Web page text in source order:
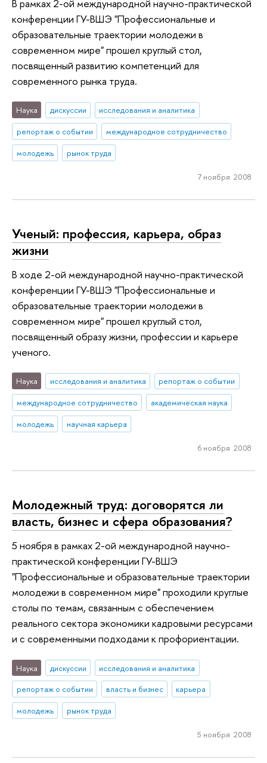
В рамках 2-ой международной научно-практической
конференции ГУ-ВШЭ "Профессиональные и
образовательные траектории молодежи в
современном мире" прошел круглый стол,
посвященный развитию компетенций для
современного рынка труда.
Наука дискуссии
исследования и аналитика
репортаж о событии
международное сотрудничество
молодежь
рынок труда
7 ноября 2008
Ученый: профессия, карьера, образ
жизни
В ходе 2-ой международной научно-практической
конференции ГУ-ВШЭ "Профессиональные и
образовательные траектории молодежи в
современном мире" прошел круглый стол,
посвященный образу жизни, профессии и карьере
ученого.
Наука исследования и аналитика
репортаж о событии
международное сотрудничество
академическая наука
молодежь
научная карьера
6 ноября 2008
Молодежный труд: договорятся ли
власть, бизнес и сфера образования?
5 ноября в рамках 2-ой международной научно-
практической конференции ГУ-ВШЭ
"Профессиональные и образовательные траектории
молодежи в современном мире" проходили круглые
столы по темам, связанным с обеспечением
реального сектора экономики кадровыми ресурсами
и с современными подходами к профориентации.
Наука дискуссии
исследования и аналитика
репортаж о событии
власть и бизнес
карьера
молодежь
рынок труда
5 ноября 2008